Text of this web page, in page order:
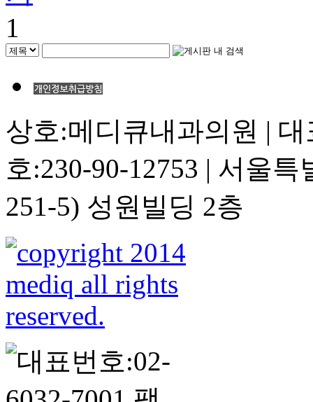
1
상호:메디큐내과의원 |
호:230-90-12753 | 서울
251-5) 성원빌딩 2층